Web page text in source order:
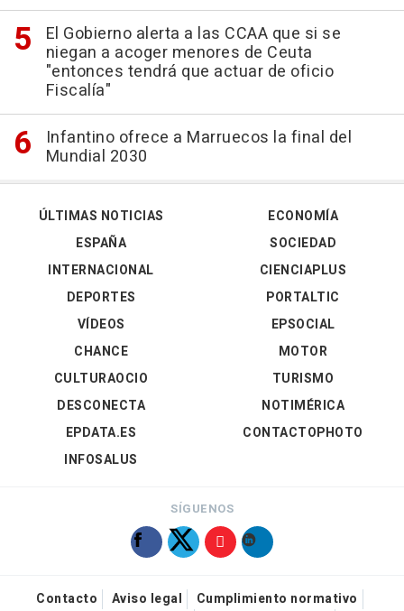
El Gobierno alerta a las CCAA que si se
niegan a acoger menores de Ceuta
"entonces tendrá que actuar de oficio
Fiscalía"
Infantino ofrece a Marruecos la final del
Mundial 2030
ÚLTIMAS NOTICIAS
ESPAÑA
INTERNACIONAL
DEPORTES
VÍDEOS
ECONOMÍA
SOCIEDAD
CIENCIAPLUS
PORTALTIC
EPSOCIAL
CHANCE
CULTURAOCIO
DESCONECTA
EPDATA.ES
INFOSALUS
MOTOR
TURISMO
NOTIMÉRICA
CONTACTOPHOTO
SÍGUENOS
Contacto Aviso legal
Cumplimiento normativo